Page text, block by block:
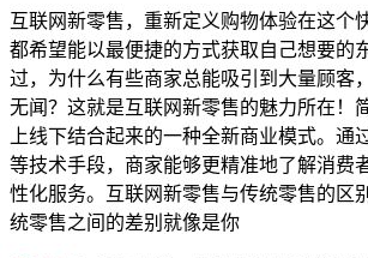
互联网新零售，重新定义购物体验在这个
都希望能以最便捷的方式获取自己想要的
过，为什么有些商家总能吸引到大量顾客
无闻？这就是互联网新零售的魅力所在！
上线下结合起来的一种全新商业模式。通
等技术手段，商家能够更精准地了解消费
性化服务。互联网新零售与传统零售的区
统零售之间的差别就像是你